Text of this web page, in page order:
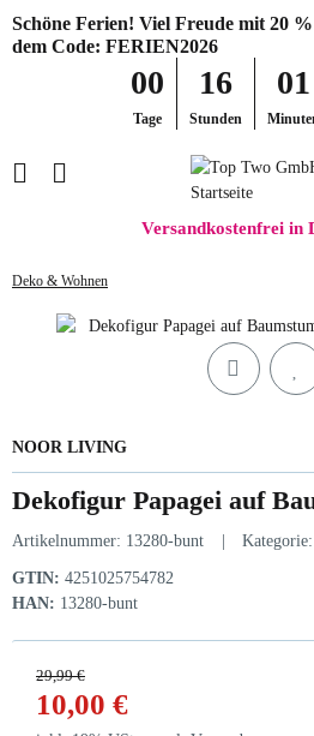
Schöne Ferien! Viel Freude mit 20
dem Code: FERIEN2026
00
Tage
16
Stunden
01
Versandkostenfrei in
Deko & Wohnen
NOOR LIVING
Dekofigur Papagei auf
Artikelnummer: 13280-bunt Kategorie:
GTIN: 4251025754782
HAN: 13280-bunt
29,99 €
10,00 €